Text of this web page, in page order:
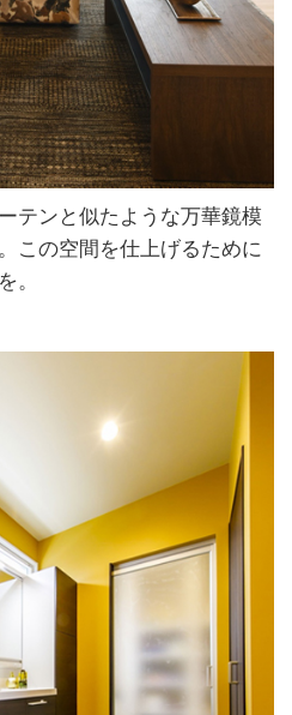
テンと似たような万華鏡模
この空間を仕上げるために
。